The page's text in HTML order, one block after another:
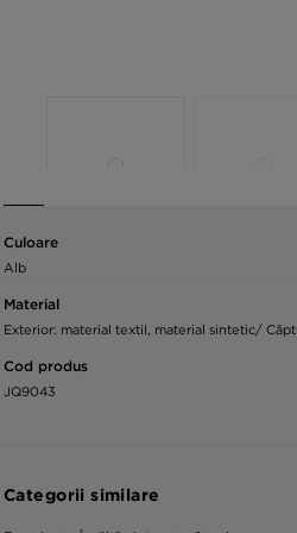
Culoare
Alb
Material
Exterior: material textil, material sintetic/
Cod produs
JQ9043
Categorii similare